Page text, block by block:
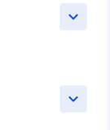
keyboard_arrow_down
keyboard_arrow_down